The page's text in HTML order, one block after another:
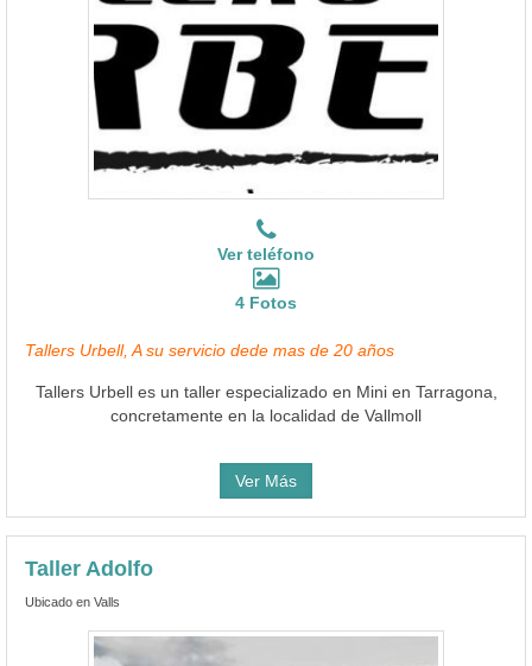
Ver teléfono
4 Fotos
Tallers Urbell, A su servicio dede mas de 20 años
Tallers Urbell es un taller especializado en Mini en Tarragona,
concretamente en la localidad de Vallmoll
Ver Más
Taller Adolfo
Ubicado en Valls